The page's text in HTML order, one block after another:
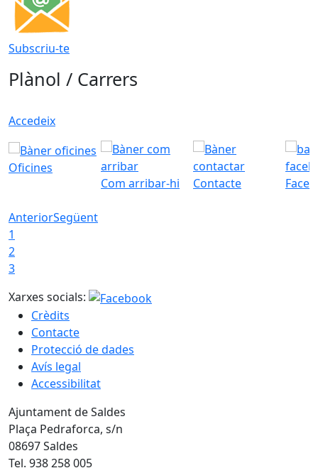
Subscriu-te
Plànol / Carrers
Accedeix
Oficines
Com arribar-hi
Contacte
AnteriorSegüent
1
2
3
Xarxes socials:
Crèdits
Contacte
Protecció de dades
Avís legal
Accessibilitat
Ajuntament de Saldes
Plaça Pedraforca, s/n
08697 Saldes
Tel. 938 258 005